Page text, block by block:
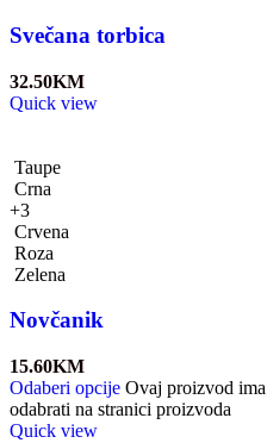
Svečana torbica
32.50KM
Quick view
Taupe
Crna
+3
Crvena
Roza
Zelena
Novčanik
15.60KM
Odaberi opcije Ovaj proizvod
odabrati na stranici proizvoda
Quick view